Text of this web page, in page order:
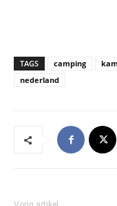
TAGS camping
nederland